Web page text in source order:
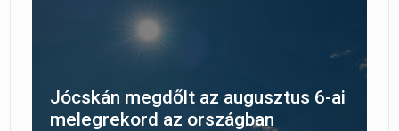
Jócskán megdőlt az augusztus 6-ai
melegrekord az országban